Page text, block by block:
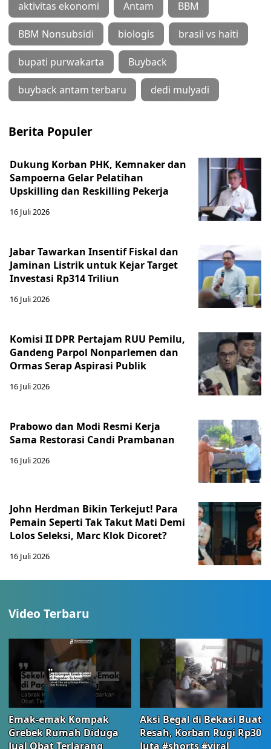
aktivitas ekonomi Antam BBM
BBM Nonsubsidi biologis brasil vs haiti
bupati purwakarta Buyback
buyback antam terbaru dedi mulyadi
Berita Populer
Dukung Korban PHK, Kemnaker dan
Sampoerna Gelar Pelatihan
Upskilling dan Reskilling Pekerja
16 Juli 2026
Jabar Tawarkan Insentif Fiskal dan
Jaminan Listrik untuk Kejar Target
Investasi Rp314 Triliun
16 Juli 2026
Komisi II DPR Pertajam RUU Pemilu,
Gandeng Parpol Nonparlemen dan
Ormas Serap Aspirasi Publik
16 Juli 2026
Prabowo dan Modi Resmi Kerja
Sama Restorasi Candi Prambanan
16 Juli 2026
John Herdman Bikin Terkejut! Para
Pemain Seperti Tak Takut Mati Demi
Lolos Seleksi, Marc Klok Dicoret?
16 Juli 2026
Video Terbaru
Emak-emak Kompak
Grebek Rumah Diduga
Jual Obat Terlarang
Aksi Begal di Bekasi Buat
Resah, Korban Rugi Rp30
Juta #shorts #viral